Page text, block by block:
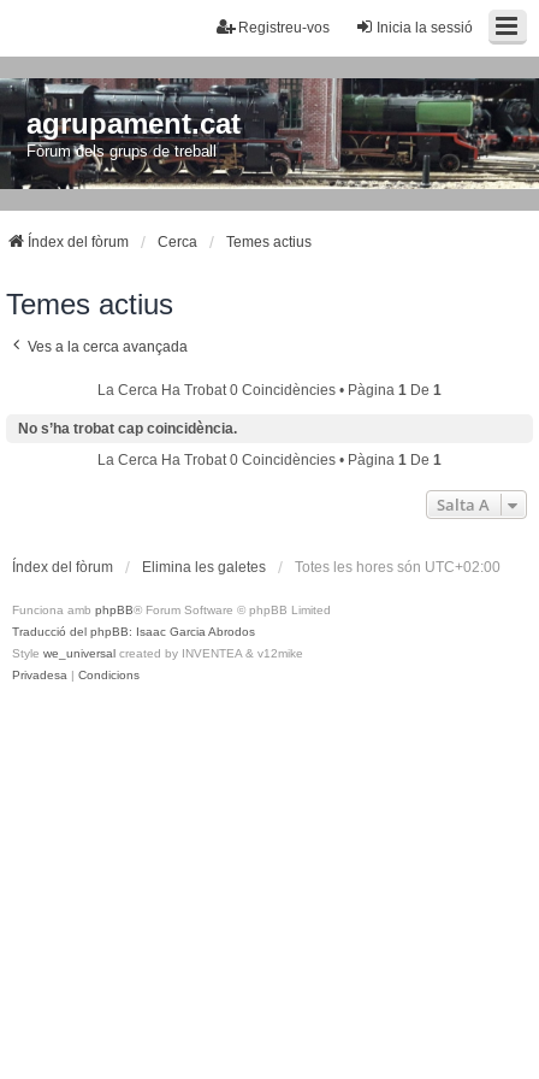
Inicia la sessió
Registreu-vos
agrupament.cat
Fòrum dels grups de treball
Índex del fòrum Cerca Temes actius
Temes actius
Ves a la cerca avançada
La Cerca Ha Trobat 0 Coincidències • Pàgina 1 De 1
No s’ha trobat cap coincidència.
La Cerca Ha Trobat 0 Coincidències • Pàgina 1 De 1
Salta A
Índex del fòrum Elimina les galetes Totes les hores són UTC+02:00
Funciona amb phpBB® Forum Software © phpBB Limited
Traducció del phpBB: Isaac Garcia Abrodos
Style we_universal created by INVENTEA & v12mike
Privadesa | Condicions